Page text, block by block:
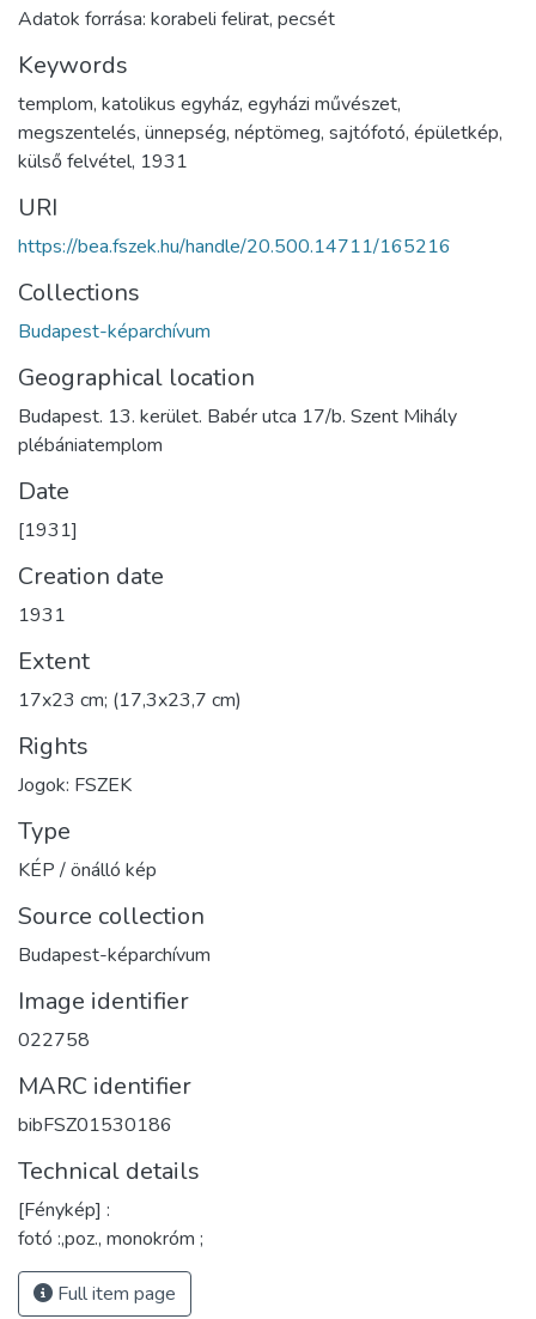
Adatok forrása: korabeli felirat, pecsét
Keywords
templom, katolikus egyház, egyházi művészet,
megszentelés, ünnepség, néptömeg, sajtófotó, épületkép,
külső felvétel, 1931
URI
https://bea.fszek.hu/handle/20.500.14711/165216
Collections
Budapest-képarchívum
Geographical location
Budapest. 13. kerület. Babér utca 17/b. Szent Mihály
plébániatemplom
Date
[1931]
Creation date
1931
Extent
17x23 cm; (17,3x23,7 cm)
Rights
Jogok: FSZEK
Type
KÉP / önálló kép
Source collection
Budapest-képarchívum
Image identifier
022758
MARC identifier
bibFSZ01530186
Technical details
[Fénykép] :
fotó :,poz., monokróm ;
Full item page